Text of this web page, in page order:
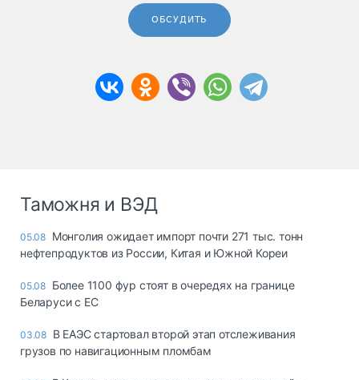
ОБСУДИТЬ
Таможня и ВЭД
05.08 Монголия ожидает импорт почти 271 тыс. тонн
нефтепродуктов из России, Китая и Южной Кореи
05.08 Более 1100 фур стоят в очередях на границе
Беларуси с ЕС
03.08 В ЕАЭС стартовал второй этап отслеживания
грузов по навигационным пломбам